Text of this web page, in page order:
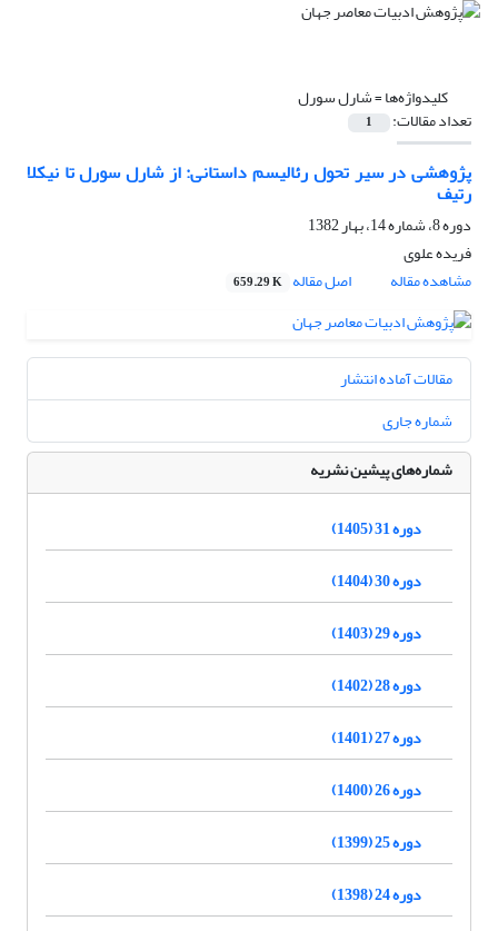
کلیدواژه‌ها =شارل سورل
تعداد مقالات: 1
پژوهشی در سیر تحول رئالیسم داستانی: از شارل سورل تا نیکلا
رتیف
دوره 8، شماره 14، بهار 1382
فریده علوى
مشاهده مقاله
اصل مقاله 659.29 K
مقالات آماده انتشار
شماره جاری
شماره‌های پیشین نشریه
دوره 31 (1405)
دوره 30 (1404)
دوره 29 (1403)
دوره 28 (1402)
دوره 27 (1401)
دوره 26 (1400)
دوره 25 (1399)
دوره 24 (1398)